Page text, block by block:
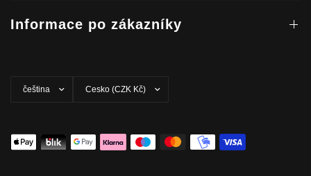
Informace po zákazníky
zemi/oblast